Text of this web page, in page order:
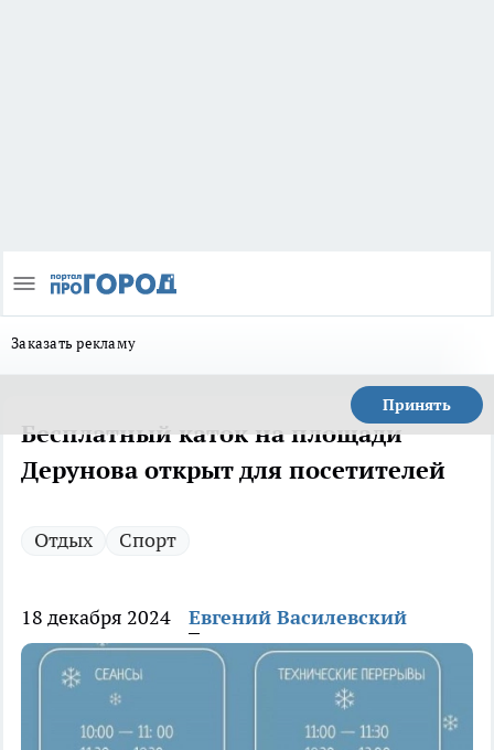
Заказать рекламу
Принять
Бесплатный каток на площади
Дерунова открыт для посетителей
Отдых Спорт
18 декабря 2024 Евгений Василевский